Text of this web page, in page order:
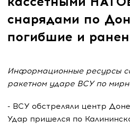
снарядами по
погибшие и
Информационные ресурсы
ракетном ударе ВСУ по
- ВСУ обстреляли центр
Удар пришелся по